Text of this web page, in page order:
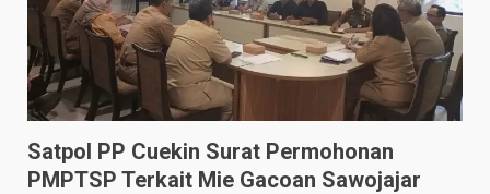
Satpol PP Cuekin Surat Permohonan
PMPTSP Terkait Mie Gacoan Sawojajar